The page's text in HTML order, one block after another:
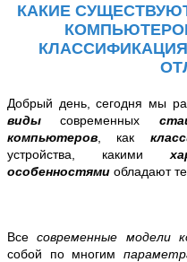
КАКИЕ
Добрый день, сегодня мы
виды современных
компьютеров , как
устройства, какими
особенностями обладают
Всесовременные модели
собой по многим